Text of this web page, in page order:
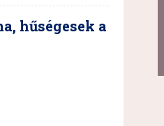
hűségesek a